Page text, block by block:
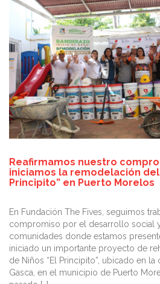
Reafirmamos nuestro
iniciamos la remodelación del
Principito” en Puerto Morelos
En Fundación The Fives, seguimos
compromiso por el desarrollo social
comunidades donde estamos
iniciado un importante proyecto de
de Niños “El Principito”, ubicado en
Gasca, en el municipio de Puerto